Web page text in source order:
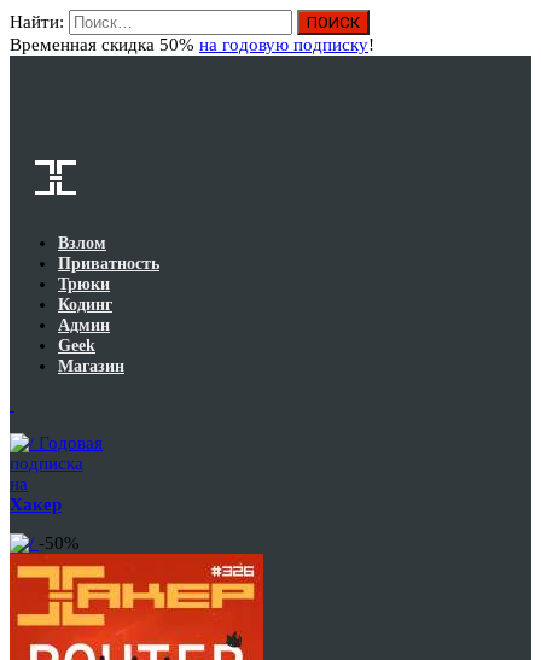
Найти:
Временная скидка 50% на годовую подписку!
Взлом
Приватность
Трюки
Кодинг
Админ
Geek
Магазин
Годовая
подписка
на
Хакер
-50%